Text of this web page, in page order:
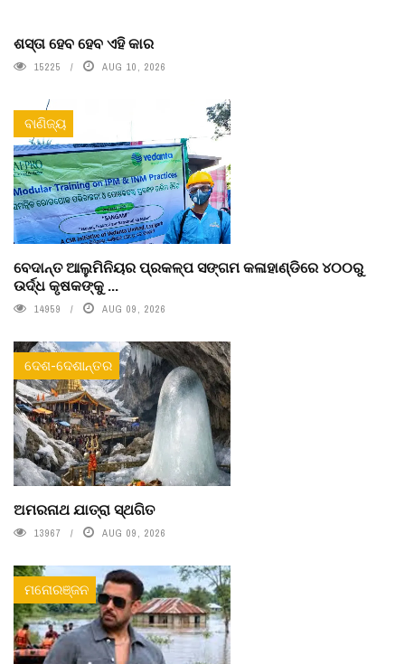
ଶସ୍ତା ହେବ ହେବ ଏହି କାର
15225 AUG 10, 2026
ବାଣିଜ୍ୟ
ବେଦାନ୍ତ ଆଲୁମିନିୟର ପ୍ରକଳ୍ପ ସଙ୍ଗମ କଳାହାଣ୍ଡିରେ ୪୦୦ରୁ
ଉର୍ଦ୍ଧ କୃଷକଙ୍କୁ ...
14959 AUG 09, 2026
ଦେଶ-ଦେଶାନ୍ତର
ଅମରନାଥ ଯାତ୍ରା ସ୍ଥଗିତ
13967 AUG 09, 2026
ମନୋରଞ୍ଜନ